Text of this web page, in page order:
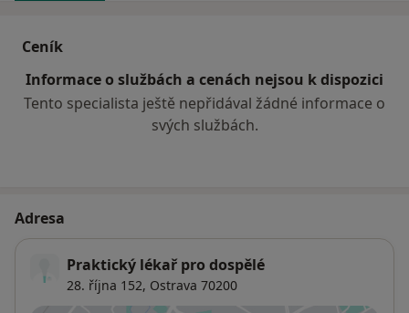
Ceník
Informace o službách a cenách nejsou k dispozici
Tento specialista ještě nepřidával žádné informace o
svých službách.
Adresa
Praktický lékař pro dospělé
28. října 152, Ostrava 70200